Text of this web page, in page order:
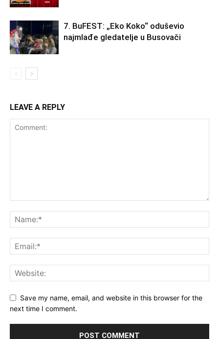
7. BuFEST: „Eko Koko“ oduševio
najmlađe gledatelje u Busovači
LEAVE A REPLY
Save my name, email, and website in this browser for the
next time I comment.